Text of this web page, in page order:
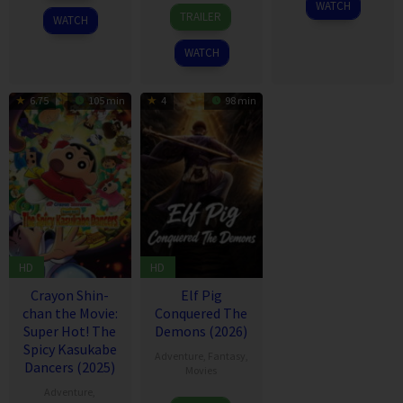
2026
WATCH
17
Mar
2026
Fernando
Meirelles
TRAILER
WATCH
WATCH
6.75 105 min
HD
Crayon Shin-
chan the Movie:
Super Hot! The
Spicy Kasukabe
Dancers (2025)
4 98 min
HD
Elf Pig
Conquered The
Demons (2026)